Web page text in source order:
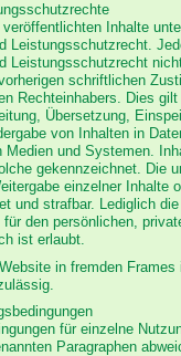
Inhalte
Leistungsschutzrecht.
Leistungsschutzrecht
schriftlichen
Rechteinhabers. Dies
Übersetzung,
von Inhalten in
Medien und Systemen.
gekennzeichnet. Die
einzelner Inhalte
und strafbar. Lediglich
für den persönlichen,
ist erlaubt.
in fremden
für einzelne
Paragraphen